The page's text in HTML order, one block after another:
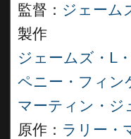
監督： ジェーム
製作
ジェームズ・L
ペニー・フィン
マーティン・ジ
原作： ラリー・